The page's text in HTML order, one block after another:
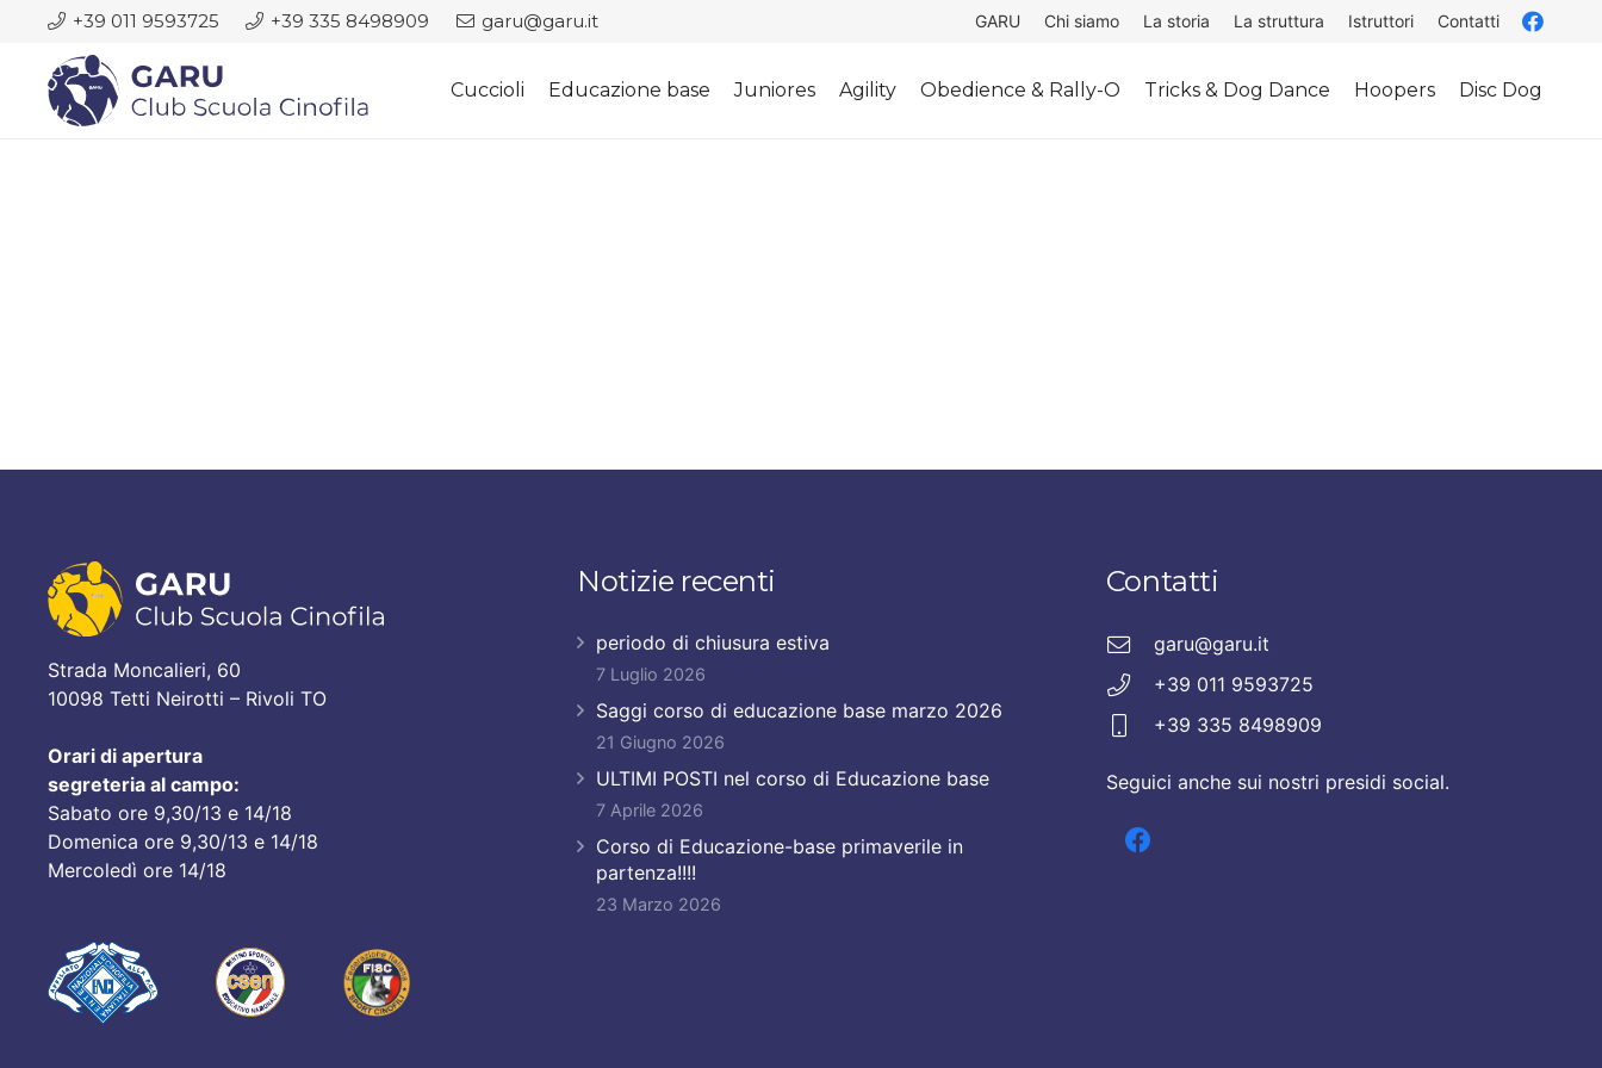
+39 011 9593725 +39 335 8498909 garu@garu.it GARU Chi siamo La storia La struttura Istruttori Contatti
Cuccioli Educazione base Juniores Agility Obedience & Rally-O Tricks & Dog Dance Hoopers Disc Dog
Strada Moncalieri, 60
10098 Tetti Neirotti – Rivoli TO
Orari di apertura
segreteria al campo:
Sabato ore 9,30/13 e 14/18
Domenica ore 9,30/13 e 14/18
Mercoledì ore 14/18
Notizie recenti
periodo di chiusura estiva
7 Luglio 2026
Saggi corso di educazione base marzo 2026
21 Giugno 2026
ULTIMI POSTI nel corso di Educazione base
7 Aprile 2026
Corso di Educazione-base primaverile in
partenza!!!!
23 Marzo 2026
Contatti
garu@garu.it
+39 011 9593725
+39 335 8498909
Seguici anche sui nostri presidi social.